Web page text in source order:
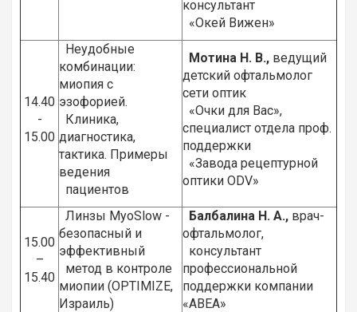
консультант
«Окей Вижен»
14.40
-
15.00
Неудобные
комбинации:
миопия с
эзофорией.
Клиника,
диагностика,
тактика. Примеры
ведения
пациентов
Мотина Н. В., ведущий
детский офтальмолог
сети оптик
«Очки для Вас»,
специалист отдела проф.
поддержки
«Завода рецептурной
оптики ODV»
15.00
–
15.40
Линзы MyoSlow -
безопасный и
эффективный
метод в контроле
миопии (OPTIMIZE,
Израиль)
Балбалина Н. А., врач-
офтальмолог,
консультант
профессиональной
поддержки компании
«АВЕА»